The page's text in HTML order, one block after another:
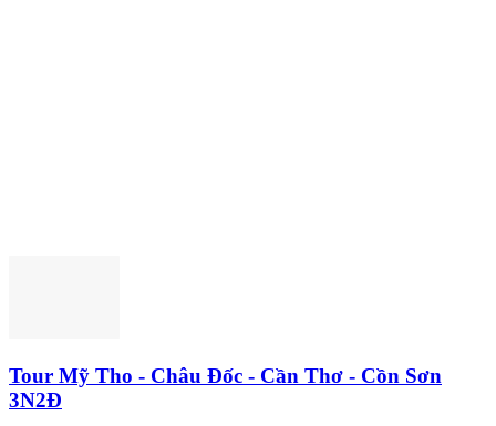
Tour Mỹ Tho - Châu Đốc - Cần Thơ - Cồn Sơn
3N2Đ